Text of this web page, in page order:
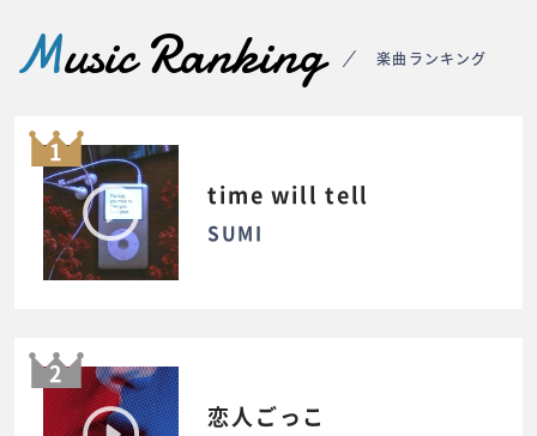
Music Ranking 楽曲ランキング
1
time will tell
SUMI
2
恋人ごっこ